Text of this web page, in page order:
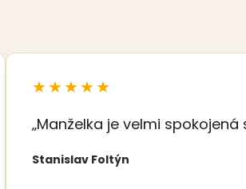
★★★★★
„Manželka je velmi spokojená
Stanislav Foltýn